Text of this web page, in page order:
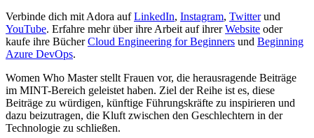
Verbinde dich mit Adora aufLinkedIn, Instagram, Twitterund
YouTube. Erfahre mehr über ihre Arbeit auf ihrerWebsite oder
kaufe ihre BücherCloud Engineering for Beginners und Beginning
Azure DevOps.
Women Who Master stellt Frauen vor, die herausragende Beiträge
im MINT-Bereich geleistet haben. Ziel der Reihe ist es, diese
Beiträge zu würdigen, künftige Führungskräfte zu inspirieren und
dazu beizutragen, die Kluft zwischen den Geschlechtern in der
Technologie zu schließen.